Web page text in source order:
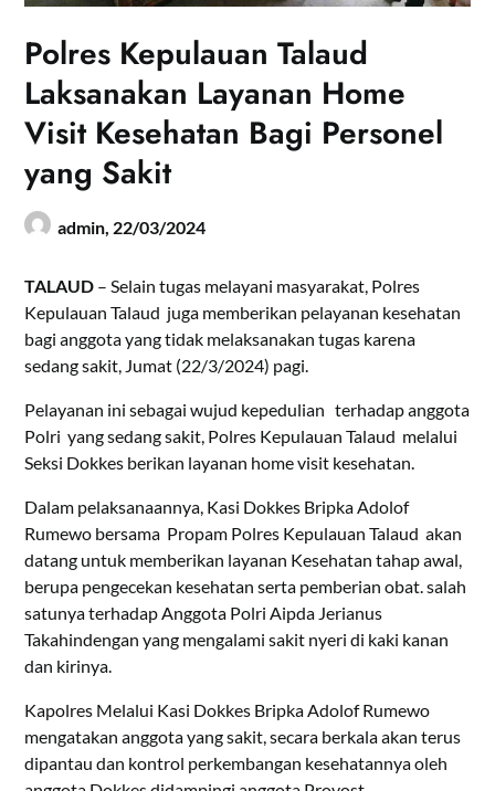
Polres Kepulauan Talaud
Laksanakan Layanan Home
Visit Kesehatan Bagi Personel
yang Sakit
admin, 22/03/2024
TALAUD – Selain tugas melayani masyarakat, Polres
Kepulauan Talaud juga memberikan pelayanan kesehatan
bagi anggota yang tidak melaksanakan tugas karena
sedang sakit, Jumat (22/3/2024) pagi.
Pelayanan ini sebagai wujud kepedulian terhadap anggota
Polri yang sedang sakit, Polres Kepulauan Talaud melalui
Seksi Dokkes berikan layanan home visit kesehatan.
Dalam pelaksanaannya, Kasi Dokkes Bripka Adolof
Rumewo bersama Propam Polres Kepulauan Talaud akan
datang untuk memberikan layanan Kesehatan tahap awal,
berupa pengecekan kesehatan serta pemberian obat. salah
satunya terhadap Anggota Polri Aipda Jerianus
Takahindengan yang mengalami sakit nyeri di kaki kanan
dan kirinya.
Kapolres Melalui Kasi Dokkes Bripka Adolof Rumewo
mengatakan anggota yang sakit, secara berkala akan terus
dipantau dan kontrol perkembangan kesehatannya oleh